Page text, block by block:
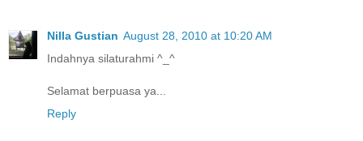
Nilla Gustian August 28, 2010 at 10:20 AM
Indahnya silaturahmi ^_^
Selamat berpuasa ya...
Reply